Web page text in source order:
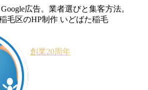
広告。業者選びと集客方法。
毛区のHP制作 いどばた稲毛
創業20周年